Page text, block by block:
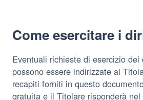
Come esercitare i
Eventuali richieste di esercizio
possono essere indirizzate al
recapiti forniti in questo
gratuita e il Titolare risponderà